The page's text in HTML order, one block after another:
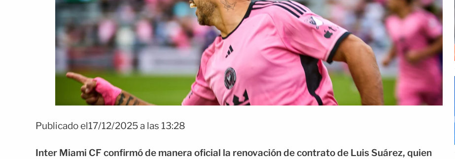
Publicado el17/12/2025 a las 13:28
Inter Miami CF confirmó de manera oficial la renovación de contrato de Luis Suárez, quien